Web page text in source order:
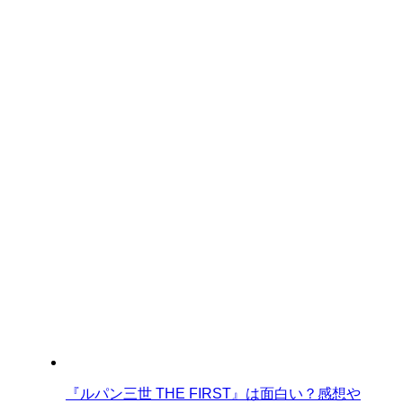
『ルパン三世 THE FIRST』は面白い？感想や